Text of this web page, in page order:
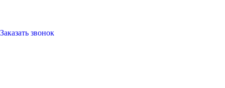
Заказать звонок